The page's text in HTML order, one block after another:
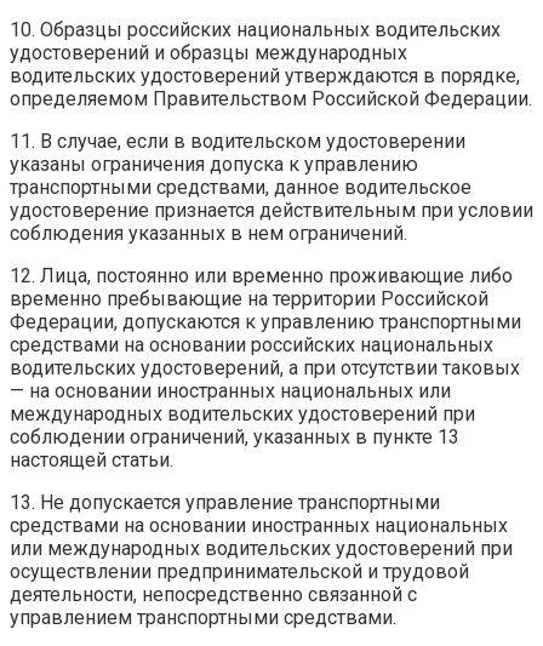
10. Образцы российских национальных водительских
удостоверений и образцы международных
водительских удостоверений утверждаются в порядке,
определяемом Правительством Российской Федерации.
11. В случае, если в водительском удостоверении
указаны ограничения допуска к управлению
транспортными средствами, данное водительское
удостоверение признается действительным при условии
соблюдения указанных в нем ограничений.
12. Лица, постоянно или временно проживающие либо
временно пребывающие на территории Российской
Федерации, допускаются к управлению транспортными
средствами на основании российских национальных
водительских удостоверений, а при отсутствии таковых
— на основании иностранных национальных или
международных водительских удостоверений при
соблюдении ограничений, указанных в пункте 13
настоящей статьи.
13. Не допускается управление транспортными
средствами на основании иностранных национальных
или международных водительских удостоверений при
осуществлении предпринимательской и трудовой
деятельности, непосредственно связанной с
управлением транспортными средствами.